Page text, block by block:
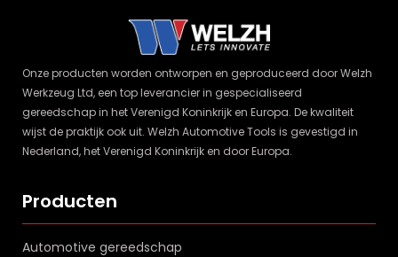
Onze producten worden ontworpen en geproduceerd door Welzh
Werkzeug Ltd, een top leverancier in gespecialiseerd
gereedschap in het Verenigd Koninkrijk en Europa. De kwaliteit
wijst de praktijk ook uit. Welzh Automotive Tools is gevestigd in
Nederland, het Verenigd Koninkrijk en door Europa.
Producten
Automotive gereedschap